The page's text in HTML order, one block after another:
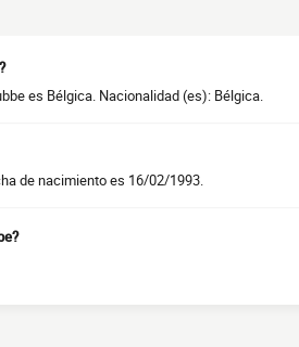
es Bélgica. Nacionalidad (es): Bélgica.
de nacimiento es 16/02/1993.